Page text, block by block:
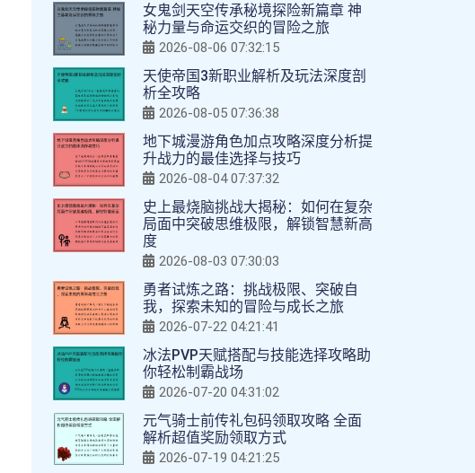
女鬼剑天空传承秘境探险新篇章 神
秘力量与命运交织的冒险之旅
2026-08-06 07:32:15
天使帝国3新职业解析及玩法深度剖
析全攻略
2026-08-05 07:36:38
地下城漫游角色加点攻略深度分析提
升战力的最佳选择与技巧
2026-08-04 07:37:32
史上最烧脑挑战大揭秘：如何在复杂
局面中突破思维极限，解锁智慧新高
度
2026-08-03 07:30:03
勇者试炼之路：挑战极限、突破自
我，探索未知的冒险与成长之旅
2026-07-22 04:21:41
冰法PVP天赋搭配与技能选择攻略助
你轻松制霸战场
2026-07-20 04:31:02
元气骑士前传礼包码领取攻略 全面
解析超值奖励领取方式
2026-07-19 04:21:25